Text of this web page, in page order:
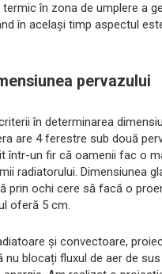
în zona de umplere a
în același timp aspectul
pervazului
în determinarea
are 4 ferestre sub două
într-un fir că oamenii fac o
radiatorului. Dimensiunea
prin ochi cere să facă o
oferă 5 cm.
și convectoare,
nu blocați fluxul de aer de